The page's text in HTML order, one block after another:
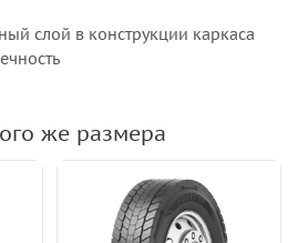
слой в конструкции каркаса
же размера